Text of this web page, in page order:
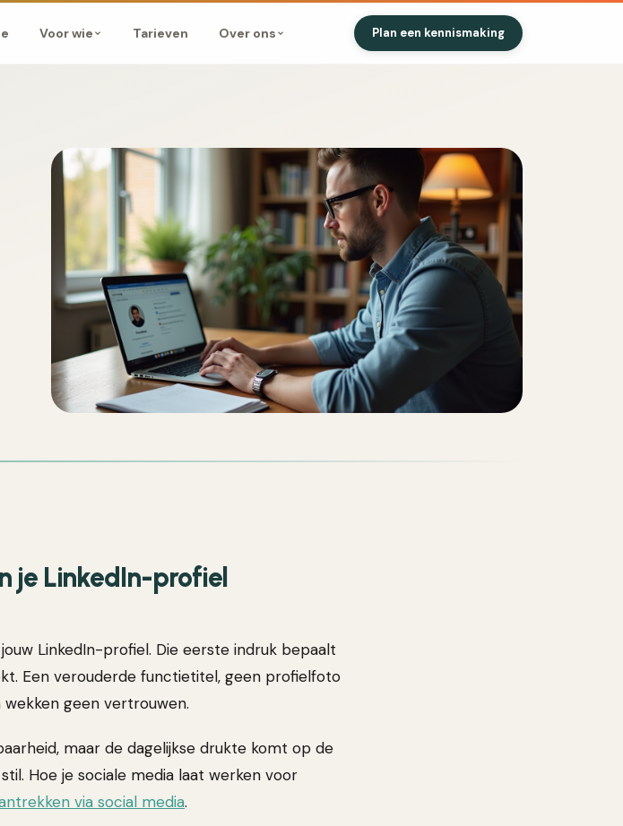
Voor wie Tarieven Over ons Plan een kennismaking
je LinkedIn-profiel
LinkedIn-profiel. Die eerste indruk bepaalt
Een verouderde functietitel, geen profielfoto
geen vertrouwen.
maar de dagelijkse drukte komt op de
Hoe je sociale media laat werken voor
via social media.